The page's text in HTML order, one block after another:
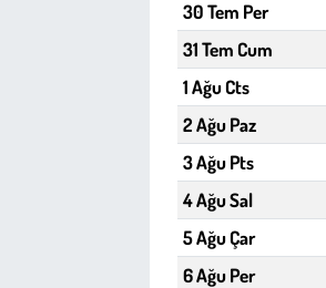
30 Tem Per
31 Tem Cum
1 Ağu Cts
2 Ağu Paz
3 Ağu Pts
4 Ağu Sal
5 Ağu Çar
6 Ağu Per